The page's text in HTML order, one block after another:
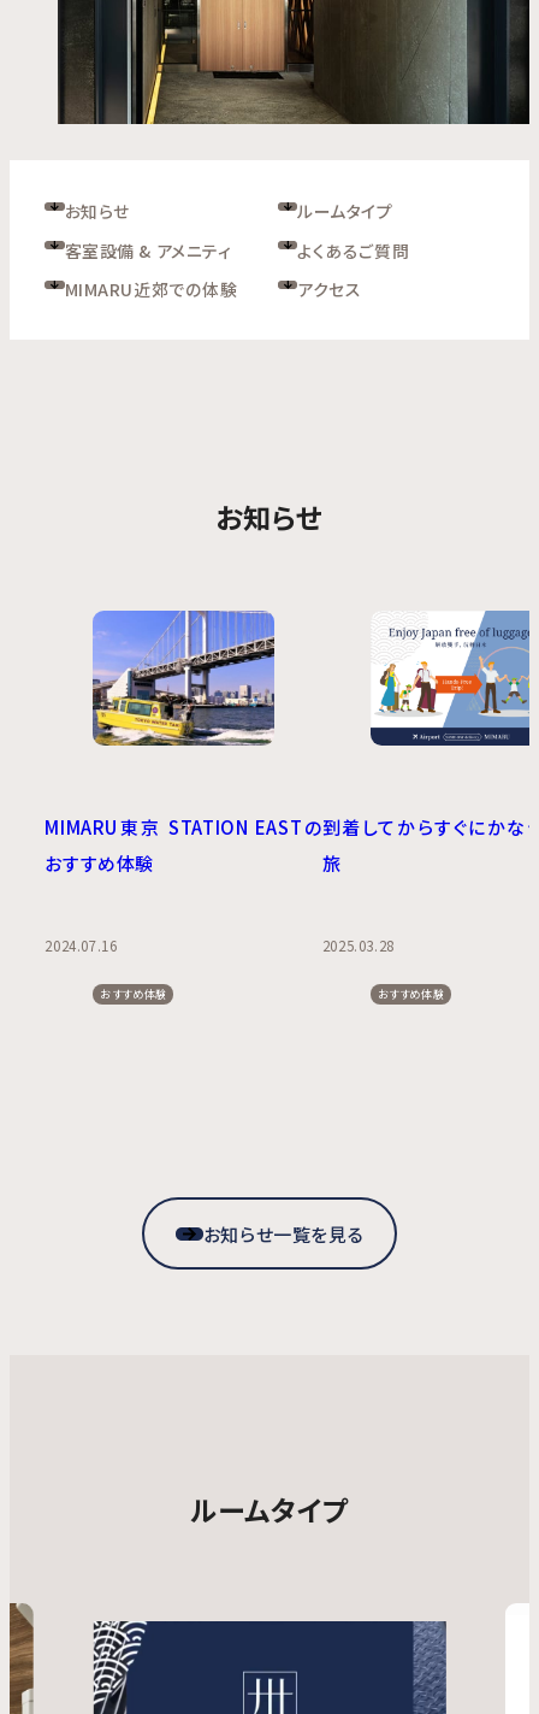
お知らせ
ルームタイプ
客室設備 & アメニティ
よくあるご質問
MIMARU近郊での体験
アクセス
お知らせ
MIMARU東京 STATION EASTの
おすすめ体験
おすすめ体験
2024.07.16
到着してからすぐにかな
旅
おすすめ体験
2025.03.28
お知らせ一覧を見る
ルームタイプ